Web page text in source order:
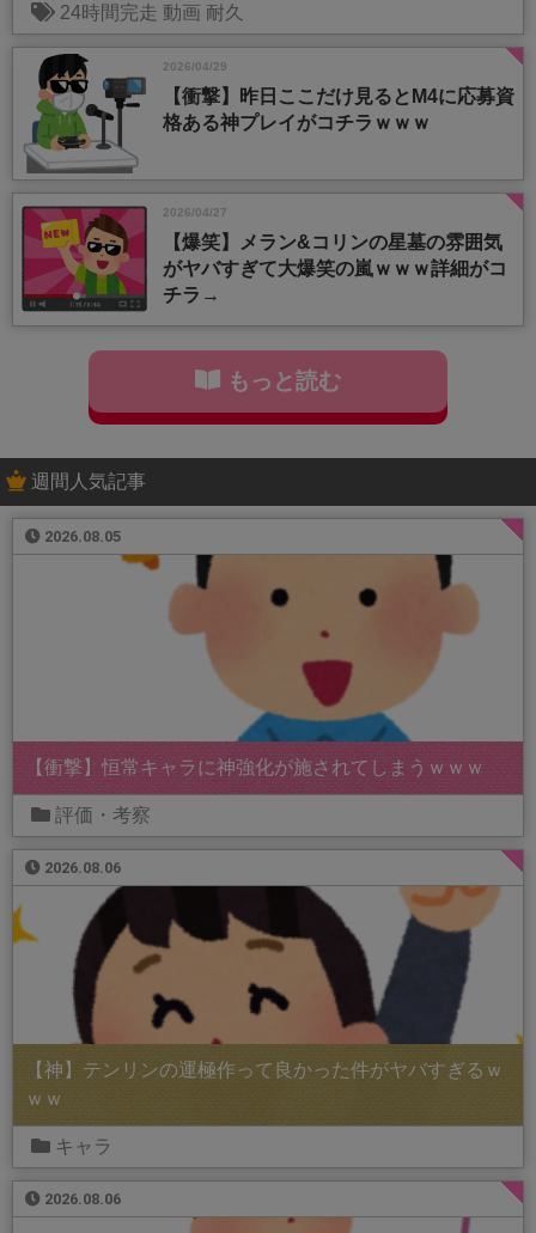
24時間完走 動画 耐久
2026/04/29
【衝撃】昨日ここだけ見るとM4に応募資
格ある神プレイがコチラｗｗｗ
2026/04/27
【爆笑】メラン&コリンの星墓の雰囲気
がヤバすぎて大爆笑の嵐ｗｗｗ詳細がコ
チラ→
もっと読む
週間人気記事
2026.08.05
【衝撃】恒常キャラに神強化が施されてしまうｗｗｗ
評価・考察
2026.08.06
【神】テンリンの運極作って良かった件がヤバすぎるｗ
ｗｗ
キャラ
2026.08.06